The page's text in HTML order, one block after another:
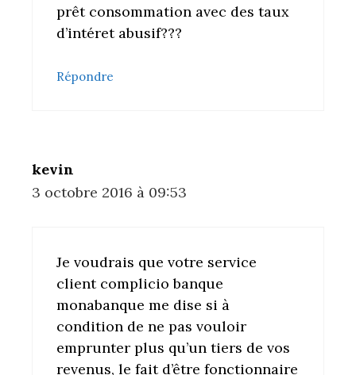
prêt consommation avec des taux
d’intéret abusif???
Répondre
kevin
3 octobre 2016 à 09:53
Je voudrais que votre service
client complicio banque
monabanque me dise si à
condition de ne pas vouloir
emprunter plus qu’un tiers de vos
revenus, le fait d’être fonctionnaire